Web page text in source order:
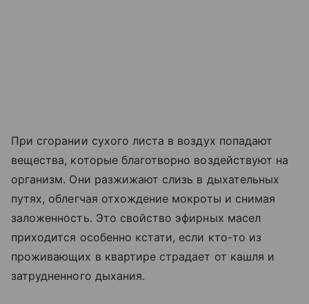
При сгорании сухого листа в воздух попадают
вещества, которые благотворно воздействуют на
организм. Они разжижают слизь в дыхательных
путях, облегчая отхождение мокроты и снимая
заложенность. Это свойство эфирных масел
приходится особенно кстати, если кто-то из
проживающих в квартире страдает от кашля и
затрудненного дыхания.